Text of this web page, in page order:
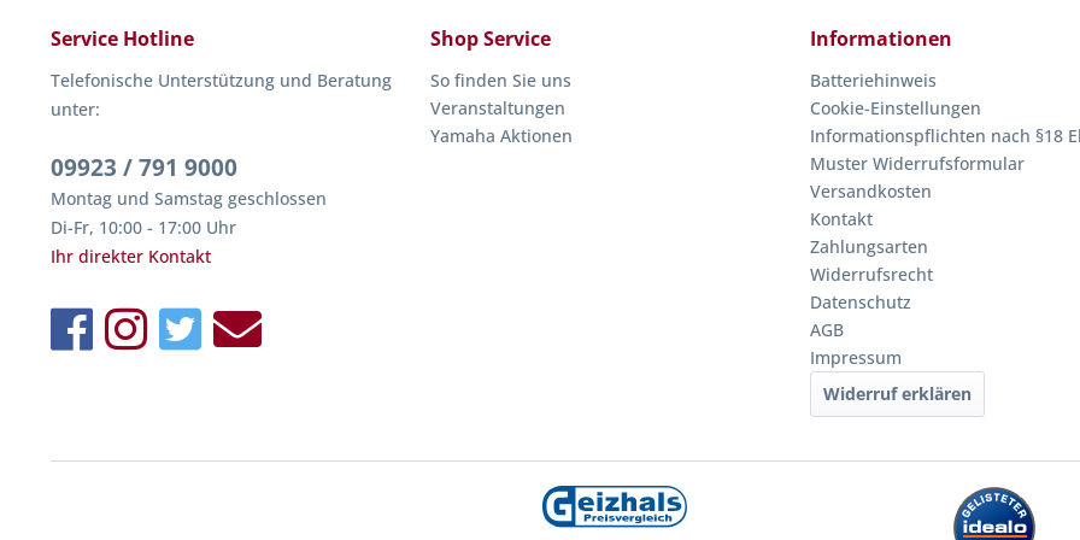
Service Hotline
Telefonische Unterstützung und Beratung
unter:
09923 / 791 9000
Montag und Samstag geschlossen
Di-Fr, 10:00 - 17:00 Uhr
Ihr direkter Kontakt
Shop Service
So finden Sie uns
Veranstaltungen
Yamaha Aktionen
Informationen
Batteriehinweis
Cookie-Einstellungen
Informationspflichten nach §18
Muster Widerrufsformular
Versandkosten
Kontakt
Zahlungsarten
Widerrufsrecht
Datenschutz
AGB
Impressum
Widerruf erklären